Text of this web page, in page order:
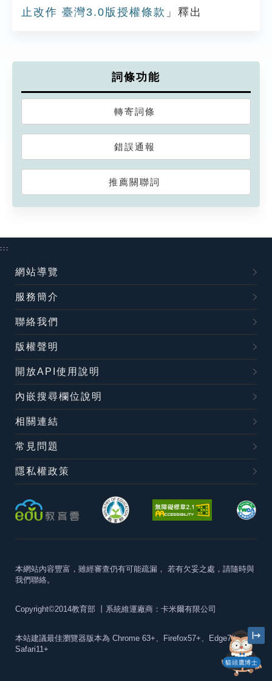
止改作 臺灣3.0版授權條款 」釋出
詞條功能
轉寄詞條
錯誤通報
推薦關聯詞
貓頭鷹博士
:::
網站導覽
服務簡介
聯絡我們
版權聲明
開放API使用說明
內嵌搜尋欄位說明
相關連結
常見問題
隱私權政策
本網站內容豐富，雖經審查仍有可能疏漏， 若有欠妥之處，請隨時與
我們聯絡。
Copyright©2014教育部 丨系統維運廠商：卡米爾有限公司
本站建議最佳瀏覽器版本為 Chrome 63+、Firefox57+、Edge79+及
Safari11+